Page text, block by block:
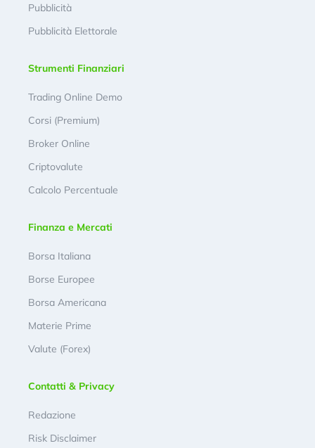
Pubblicità
Pubblicità Elettorale
Strumenti Finanziari
Trading Online Demo
Corsi (Premium)
Broker Online
Criptovalute
Calcolo Percentuale
Finanza e Mercati
Borsa Italiana
Borse Europee
Borsa Americana
Materie Prime
Valute (Forex)
Contatti & Privacy
Redazione
Risk Disclaimer